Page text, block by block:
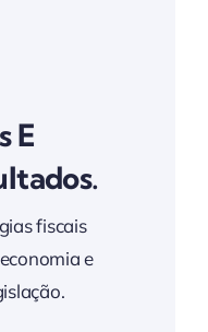
E
fiscais
e